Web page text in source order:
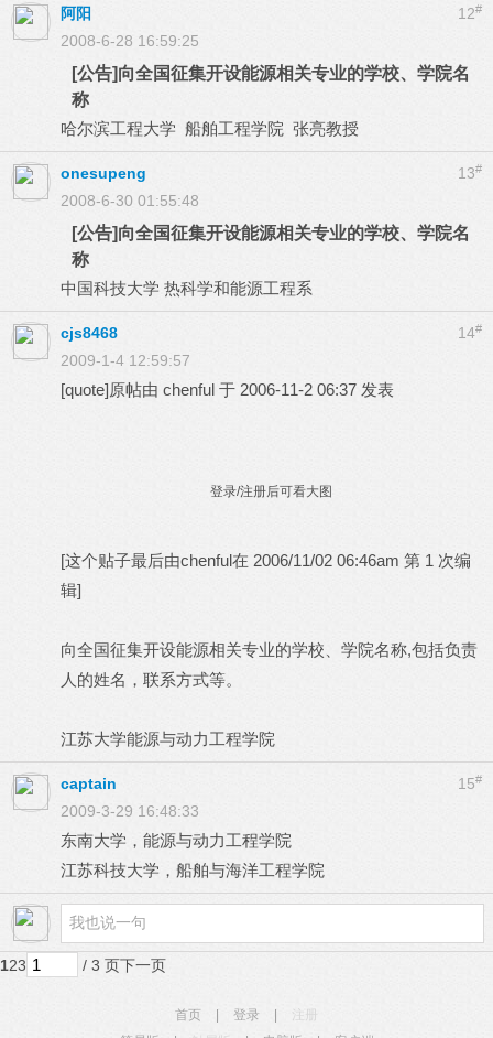
12#
阿阳
2008-6-28 16:59:25
[公告]向全国征集开设能源相关专业的学校、学院名
称
哈尔滨工程大学 船舶工程学院 张亮教授
13#
onesupeng
2008-6-30 01:55:48
[公告]向全国征集开设能源相关专业的学校、学院名
称
中国科技大学 热科学和能源工程系
14#
cjs8468
2009-1-4 12:59:57
[quote]原帖由 chenful 于 2006-11-2 06:37 发表
登录/注册后可看大图
[这个贴子最后由chenful在 2006/11/02 06:46am 第 1 次编
辑]
向全国征集开设能源相关专业的学校、学院名称,包括负责
人的姓名，联系方式等。
江苏大学能源与动力工程学院
15#
captain
2009-3-29 16:48:33
东南大学，能源与动力工程学院
江苏科技大学，船舶与海洋工程学院
123 / 3 页下一页
首页 登录